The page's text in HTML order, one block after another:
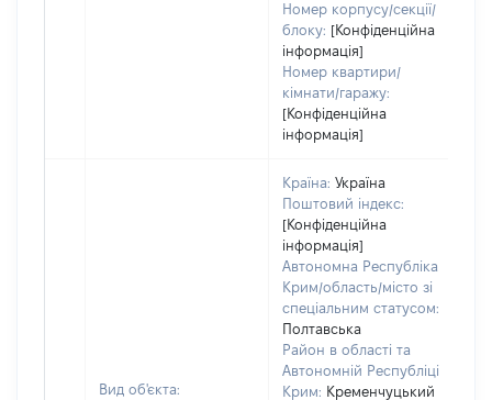
Номер корпусу/секції/
блоку: [Конфіденційна
інформація]
Номер квартири/
кімнати/гаражу:
[Конфіденційна
інформація]
Вид об'єкта:
Країна: Україна
Поштовий індекс:
[Конфіденційна
інформація]
Автономна Республіка
Крим/область/місто зі
спеціальним статусом:
Полтавська
Район в області та
Автономній Республіці
Крим: Кременчуцький